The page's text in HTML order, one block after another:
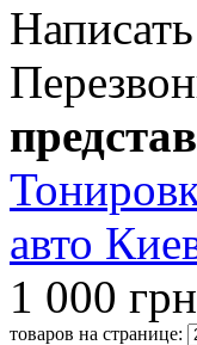
Написать
авто
1 000
товаров на странице: